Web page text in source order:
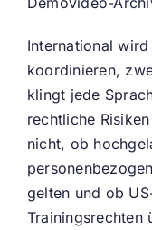
International
koordinieren,
klingt jede
rechtliche
nicht, ob
gelten und ob
Trainingsrechten